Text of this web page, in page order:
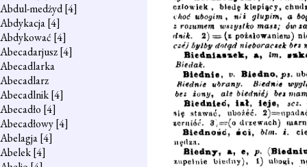
Abdul-medżyd[4]
Abdykacja[4]
Abdykować [4]
Abecadarjusz[4]
Abecadlarka
Abecadlarz
Abecadlnik[4]
Abecadło [4]
Abecadłowy[4]
Abelagja[4]
Abelek[4]